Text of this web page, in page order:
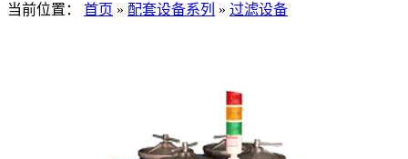
当前位置：
首页 » 配套设备系列 » 过滤设备